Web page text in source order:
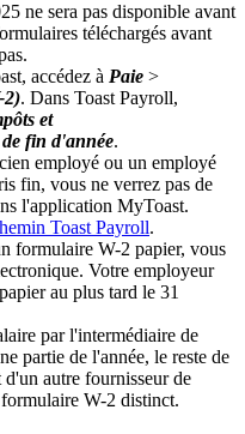
ne sera pas disponible avant
téléchargés avant
accédez à Paie >
2). Dans Toast Payroll,
et
fin d'année.
employé ou un employé
fin, vous ne verrez pas de
l'application MyToast.
Toast Payroll.
formulaire W-2 papier, vous
Votre employeur
au plus tard le 31
par l'intermédiaire de
partie de l'année, le reste de
autre fournisseur de
W-2 distinct.